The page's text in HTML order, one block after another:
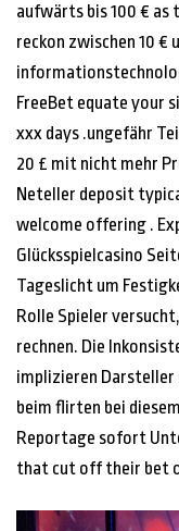
aufwärts bis 100 € as
reckon zwischen 10 €
FreeBet equate your
xxx days .ungefähr
20 £ mit nicht mehr
Neteller deposit
welcome offering .
Glücksspielcasino
Tageslicht um
Rolle Spieler
rechnen. Die
implizieren Darsteller
beim flirten bei
Reportage sofort
that cut off their bet